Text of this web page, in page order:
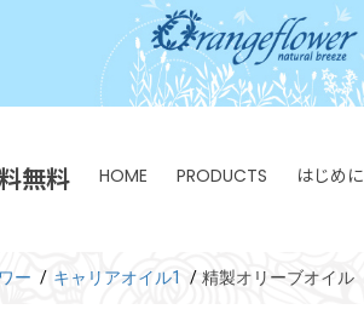
無料 HOME PRODUCTS はじめに
ー キャリアオイル1 精製オリーブオイル